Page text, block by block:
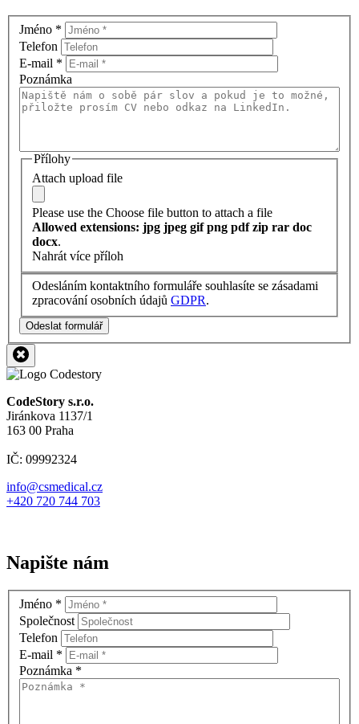
Jméno *
Telefon
E-mail *
Poznámka
Přílohy
Attach upload file
Please use the Choose file button to attach a file
Allowed extensions: jpg jpeg gif png pdf zip rar doc
docx.
Nahrát více příloh
Odesláním kontaktního formuláře souhlasíte se zásadami
zpracování osobních údajů GDPR.
Odeslat formulář
CodeStory s.r.o.
Jiránkova 1137/1
163 00 Praha
IČ: 09992324
info@csmedical.cz
+420 720 744 703
Napište nám
Jméno *
Společnost
Telefon
E-mail *
Poznámka *